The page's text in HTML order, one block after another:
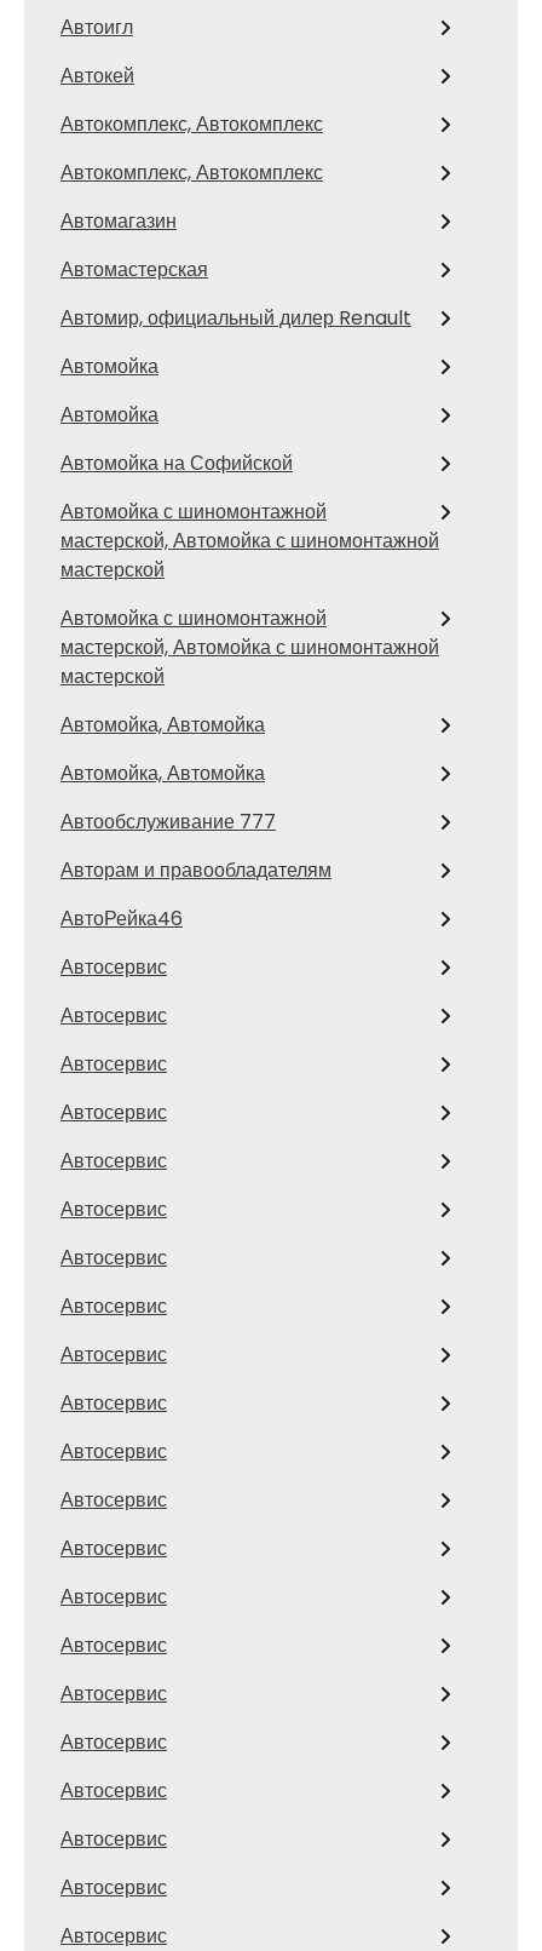
Автоигл
Автокей
Автокомплекс, Автокомплекс
Автокомплекс, Автокомплекс
Автомагазин
Автомастерская
Автомир, официальный дилер Renault
Автомойка
Автомойка
Автомойка на Софийской
Автомойка с шиномонтажной
мастерской, Автомойка с шиномонтажной
мастерской
Автомойка с шиномонтажной
мастерской, Автомойка с шиномонтажной
мастерской
Автомойка, Автомойка
Автомойка, Автомойка
Автообслуживание 777
Авторам и правообладателям
АвтоРейка46
Автосервис
Автосервис
Автосервис
Автосервис
Автосервис
Автосервис
Автосервис
Автосервис
Автосервис
Автосервис
Автосервис
Автосервис
Автосервис
Автосервис
Автосервис
Автосервис
Автосервис
Автосервис
Автосервис
Автосервис
Автосервис